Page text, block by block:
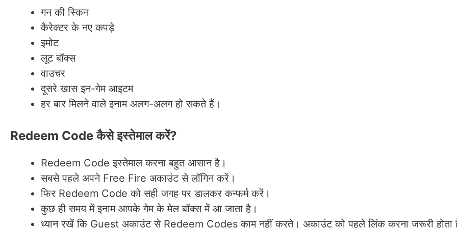
गन की स्किन
कैरेक्टर के नए कपड़े
इमोट
लूट बॉक्स
वाउचर
दूसरे खास इन-गेम आइटम
हर बार मिलने वाले इनाम अलग-अलग हो सकते हैं।
Redeem Code कैसे इस्तेमाल करें?
Redeem Code इस्तेमाल करना बहुत आसान है।
सबसे पहले अपने Free Fire अकाउंट से लॉगिन करें।
फिर Redeem Code को सही जगह पर डालकर कन्फर्म करें।
कुछ ही समय में इनाम आपके गेम के मेल बॉक्स में आ जाता है।
ध्यान रखें कि Guest अकाउंट से Redeem Codes काम नहीं करते। अकाउंट को पहले लिंक करना जरूरी होता